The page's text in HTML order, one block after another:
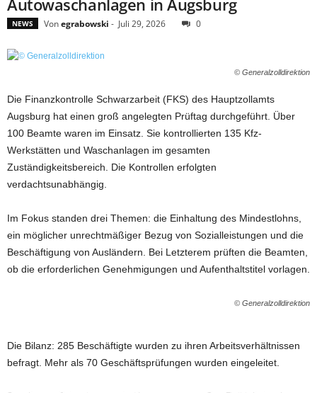
Autowaschanlagen in Augsburg
NEWS Vonegrabowski - Juli 29, 2026 0
© Generalzolldirektion
Die Finanzkontrolle Schwarzarbeit (FKS) des Hauptzollamts
Augsburg hat einen groß angelegten Prüftag durchgeführt. Über
100 Beamte waren im Einsatz. Sie kontrollierten 135 Kfz-
Werkstätten und Waschanlagen im gesamten
Zuständigkeitsbereich. Die Kontrollen erfolgten
verdachtsunabhängig.
Im Fokus standen drei Themen: die Einhaltung des Mindestlohns,
ein möglicher unrechtmäßiger Bezug von Sozialleistungen und die
Beschäftigung von Ausländern. Bei Letzterem prüften die Beamten,
ob die erforderlichen Genehmigungen und Aufenthaltstitel vorlagen.
© Generalzolldirektion
Die Bilanz: 285 Beschäftigte wurden zu ihren Arbeitsverhältnissen
befragt. Mehr als 70 Geschäftsprüfungen wurden eingeleitet.